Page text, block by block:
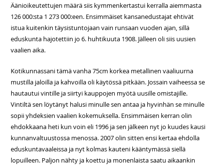
Äänioikeutettujen määrä siis kymmenkertastui kerralla aiemmasta
126 000:sta 1 273 000:een. Ensimmäiset kansanedustajat ehtivät
istua kuitenkin täysistuntojaan vain runsaan vuoden ajan, sillä
eduskunta hajotettiin jo 6. huhtikuuta 1908. Jälleen oli siis uusien
vaalien aika.
Kotikunnassani tämä vanha 75cm korkea metallinen vaaliuurna
mustilla jaloilla ja kahvoilla oli käytössä pitkään. Jossain vaiheessa se
hautautui vintille ja siirtyi kauppojen myötä uusille omistajille.
Vintiltä sen löytänyt halusi minulle sen antaa ja hyvinhän se minulle
sopii yhdeksien vaalien kokemuksella. Ensimmäisen kerran olin
ehdokkaana heti kun voin eli 1996 ja sen jälkeen nyt jo kuudes kausi
kunnanvaltuustossa menossa. 2007 olin sitten ensi kertaa ehdolla
eduskuntavaaleissa ja nyt kolmas kauteni kääntymässä siellä
lopuilleen. Paljon nähty ja koettu ja monenlaista saatu aikaankin